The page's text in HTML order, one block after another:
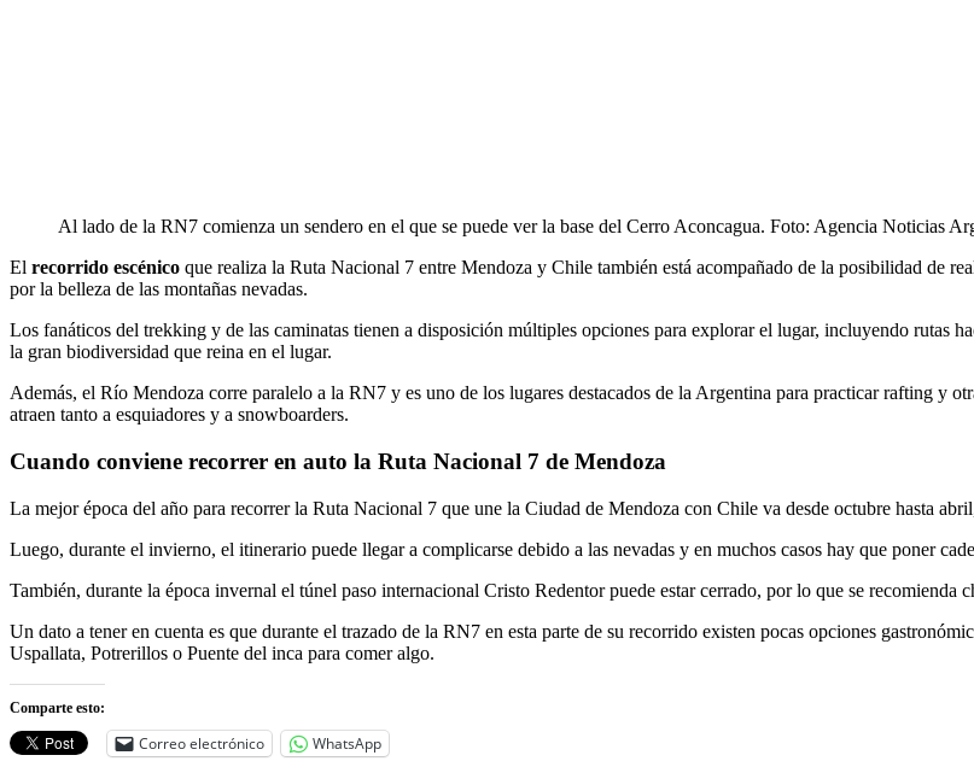
Al lado de la RN7 comienza un sendero en el que se puede ver la base del Cerro Aconcagua. Foto: Agencia Noticias
El recorrido escénico que realiza la Ruta Nacional 7 entre Mendoza y Chile también está acompañado de la posibilidad de
por la belleza de las montañas nevadas.
Los fanáticos del trekking y de las caminatas tienen a disposición múltiples opciones para explorar el lugar, incluyendo rutas
la gran biodiversidad que reina en el lugar.
Además, el Río Mendoza corre paralelo a la RN7 y es uno de los lugares destacados de la Argentina para practicar rafting y
atraen tanto a esquiadores y a snowboarders.
Cuando conviene recorrer en auto la Ruta Nacional 7 de Mendoza
La mejor época del año para recorrer la Ruta Nacional 7 que une la Ciudad de Mendoza con Chile va desde octubre hasta
Luego, durante el invierno, el itinerario puede llegar a complicarse debido a las nevadas y en muchos casos hay que poner
También, durante la época invernal el túnel paso internacional Cristo Redentor puede estar cerrado, por lo que se recomienda
Un dato a tener en cuenta es que durante el trazado de la RN7 en esta parte de su recorrido existen pocas opciones
Uspallata, Potrerillos o Puente del inca para comer algo.
Comparte esto:
Correo electrónico WhatsApp